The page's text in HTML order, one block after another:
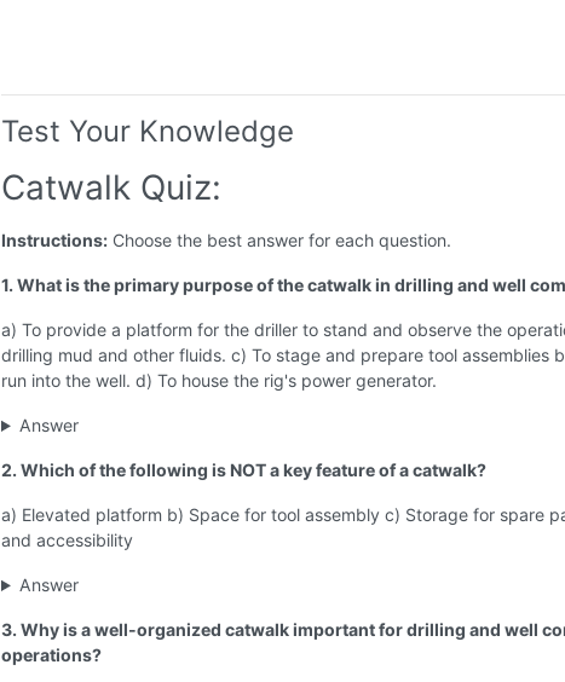
Test Your Knowledge
Catwalk Quiz:
Instructions: Choose the best answer for each question.
1. What is the primary purpose of the catwalk in drilling and well
a) To provide a platform for the driller to stand and observe the
drilling mud and other fluids. c) To stage and prepare tool assemblies
run into the well. d) To house the rig's power generator.
Answer
2. Which of the following is NOT a key feature of a catwalk?
a) Elevated platform b) Space for tool assembly c) Storage for spare
and accessibility
Answer
3. Why is a well-organized catwalk important for drilling and well
operations?